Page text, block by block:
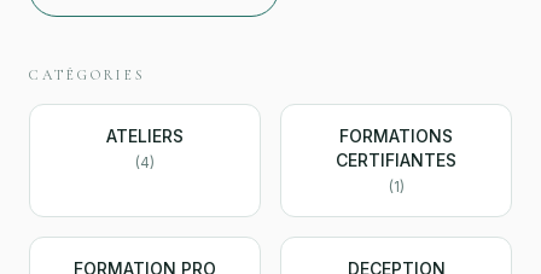
CATÉGORIES
ATELIERS
(4)
FORMATIONS
CERTIFIANTES
(1)
FORMATION PRO
DECEPTION